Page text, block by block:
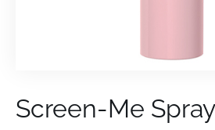
Screen-Me